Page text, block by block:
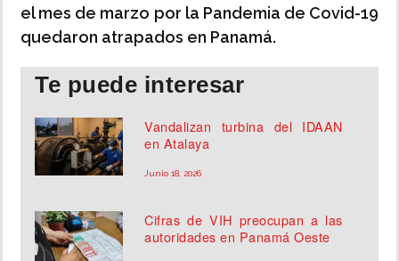
el mes de marzo por la Pandemia de Covid-19
quedaron atrapados en Panamá.
Te puede interesar
Vandalizan turbina del IDAAN
en Atalaya
Junio 18, 2026
Cifras de VIH preocupan a las
autoridades en Panamá Oeste